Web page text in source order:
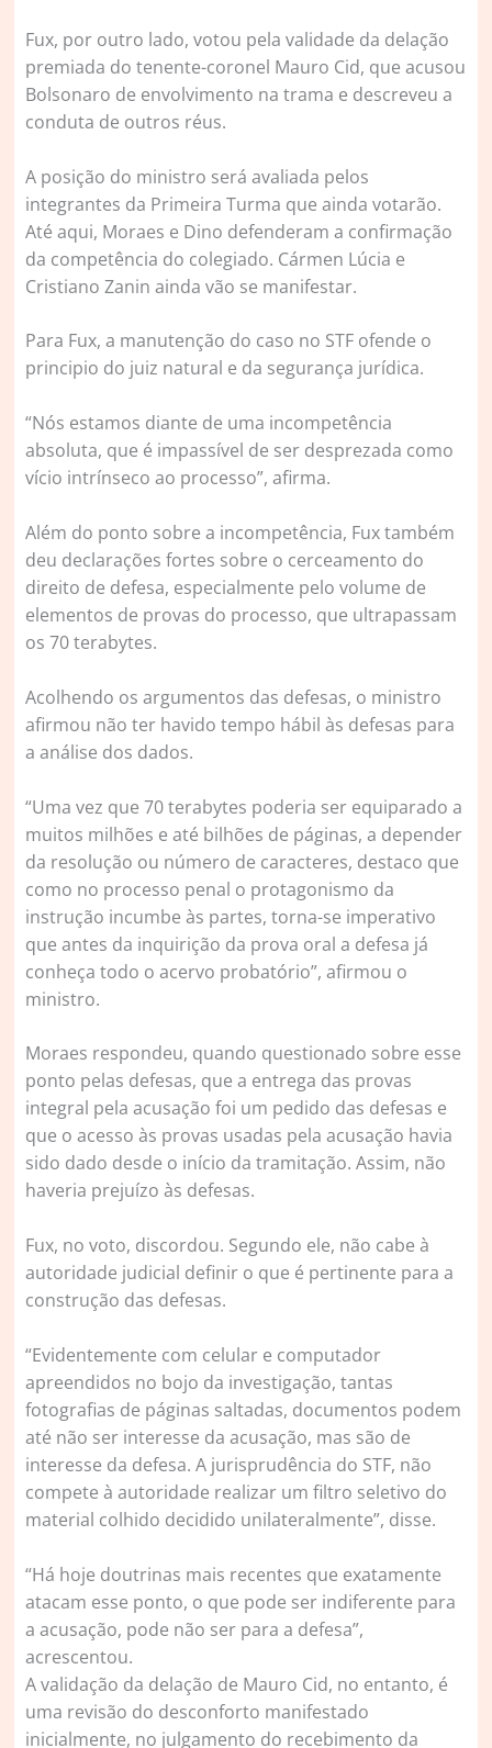
Fux, por outro lado, votou pela validade da delação
premiada do tenente-coronel Mauro Cid, que acusou
Bolsonaro de envolvimento na trama e descreveu a
conduta de outros réus.
A posição do ministro será avaliada pelos
integrantes da Primeira Turma que ainda votarão.
Até aqui, Moraes e Dino defenderam a confirmação
da competência do colegiado. Cármen Lúcia e
Cristiano Zanin ainda vão se manifestar.
Para Fux, a manutenção do caso no STF ofende o
principio do juiz natural e da segurança jurídica.
“Nós estamos diante de uma incompetência
absoluta, que é impassível de ser desprezada como
vício intrínseco ao processo”, afirma.
Além do ponto sobre a incompetência, Fux também
deu declarações fortes sobre o cerceamento do
direito de defesa, especialmente pelo volume de
elementos de provas do processo, que ultrapassam
os 70 terabytes.
Acolhendo os argumentos das defesas, o ministro
afirmou não ter havido tempo hábil às defesas para
a análise dos dados.
“Uma vez que 70 terabytes poderia ser equiparado a
muitos milhões e até bilhões de páginas, a depender
da resolução ou número de caracteres, destaco que
como no processo penal o protagonismo da
instrução incumbe às partes, torna-se imperativo
que antes da inquirição da prova oral a defesa já
conheça todo o acervo probatório”, afirmou o
ministro.
Moraes respondeu, quando questionado sobre esse
ponto pelas defesas, que a entrega das provas
integral pela acusação foi um pedido das defesas e
que o acesso às provas usadas pela acusação havia
sido dado desde o início da tramitação. Assim, não
haveria prejuízo às defesas.
Fux, no voto, discordou. Segundo ele, não cabe à
autoridade judicial definir o que é pertinente para a
construção das defesas.
“Evidentemente com celular e computador
apreendidos no bojo da investigação, tantas
fotografias de páginas saltadas, documentos podem
até não ser interesse da acusação, mas são de
interesse da defesa. A jurisprudência do STF, não
compete à autoridade realizar um filtro seletivo do
material colhido decidido unilateralmente”, disse.
“Há hoje doutrinas mais recentes que exatamente
atacam esse ponto, o que pode ser indiferente para
a acusação, pode não ser para a defesa”,
acrescentou.
A validação da delação de Mauro Cid, no entanto, é
uma revisão do desconforto manifestado
inicialmente, no julgamento do recebimento da